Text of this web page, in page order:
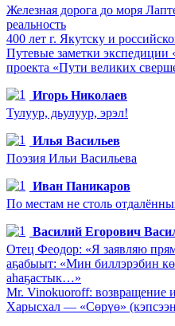
Железная дорога до моря
реальность
400 лет г. Якутску и
Путевые заметки экспедиции
проекта «Пути великих
Игорь Николаев
Тулуур, дьулуур, эрэл!
Илья Васильев
Поэзия Ильи Васильева
Иван Паникаров
По местам не столь
Василий Егорович
Отец Феодор: «Я заявляю
аҕабыыт: «Мин биллэрэбин
аһаҕастык…»
Mr. Vinokuoroff: возвращение
Харысхал — «Сөрүө»